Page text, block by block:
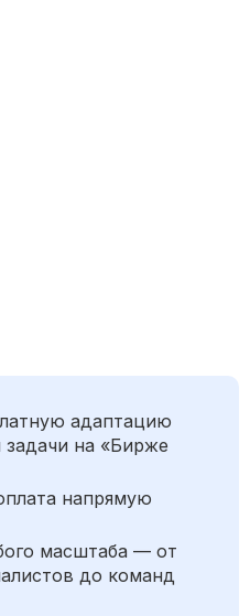
адаптацию
на «Бирже
напрямую
масштаба — от
до команд